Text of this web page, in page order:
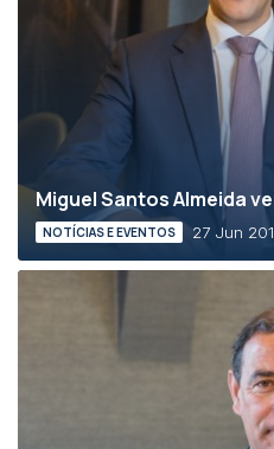
Miguel Santos Almeida
NOTÍCIAS E EVENTOS 27 Jun